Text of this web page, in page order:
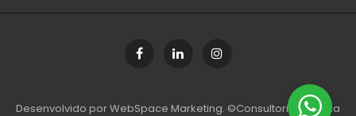
Desenvolvido porWebSpace Marketing. ©Consultoria Jurídica